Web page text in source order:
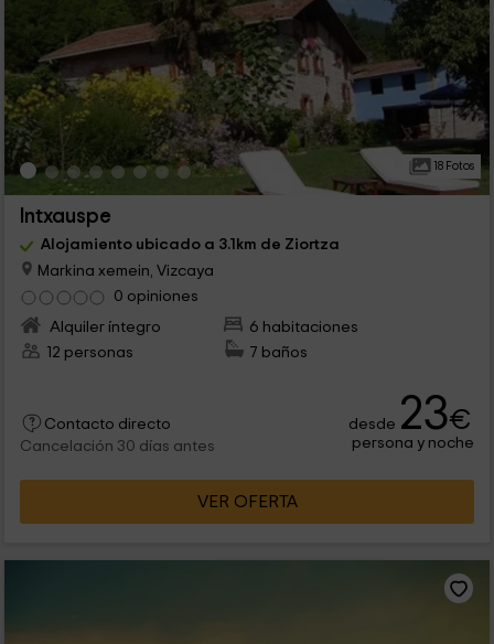
18 Fotos
Intxauspe
Alojamiento ubicado a 3.1km de Ziortza
Markina xemein, Vizcaya
0 opiniones
Alquiler íntegro
6 habitaciones
12 personas
7 baños
Contacto directo
Cancelación 30 días antes
desde 23€
persona y noche
VER OFERTA